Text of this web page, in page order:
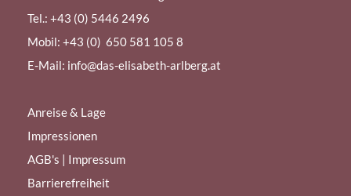
Tel.: +43 (0) 5446 2496
Mobil: +43 (0) 650 581 105 8
E-Mail: info@das-elisabeth-arlberg.at
Anreise & Lage
Impressionen
AGB's | Impressum
Barrierefreiheit